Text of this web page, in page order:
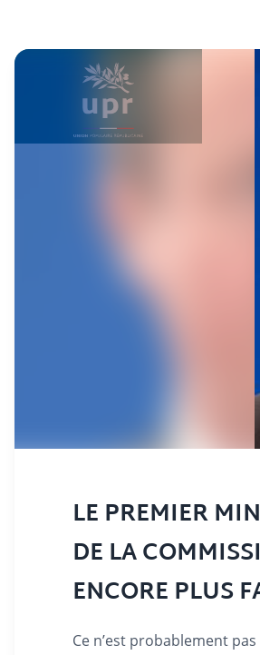
LE PREMIER
DE LA
ENCORE PLUS
Ce n’est probablement